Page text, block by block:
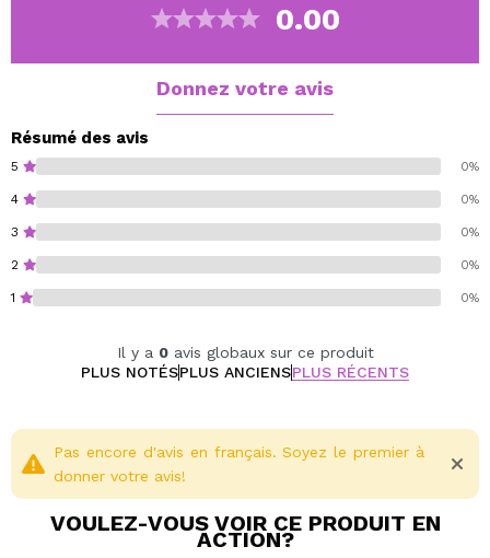
0.00
Donnez votre avis
Résumé des avis
5 0%
4 0%
3 0%
2 0%
1 0%
Il y a 0avis globaux sur ce produit
PLUS NOTÉSPLUS ANCIENSPLUS RÉCENTS
Pas encore d'avis en français. Soyez le premier à
donner votre avis!
VOULEZ-VOUS VOIR CE PRODUIT EN
ACTION?